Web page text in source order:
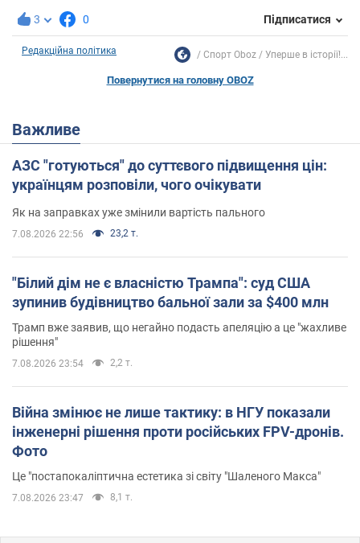
3 0 Підписатися
Редакційна політика Спорт Oboz Уперше в історії!...
Повернутися на головну OBOZ
Важливе
АЗС "готуються" до суттєвого підвищення цін:
українцям розповіли, чого очікувати
Як на заправках уже змінили вартість пального
7.08.2026 22:56 23,2 т.
"Білий дім не є власністю Трампа": суд США
зупинив будівництво бальної зали за $400 млн
Трамп вже заявив, що негайно подасть апеляцію а це "жахливе
рішення"
7.08.2026 23:54 2,2 т.
Війна змінює не лише тактику: в НГУ показали
інженерні рішення проти російських FPV-дронів.
Фото
Це "постапокаліптична естетика зі світу "Шаленого Макса"
7.08.2026 23:47 8,1 т.